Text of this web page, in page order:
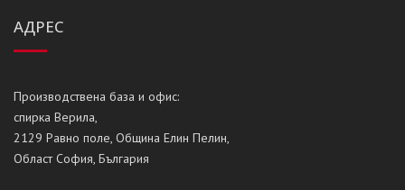
АДРЕС
Производствена база и офис:
спирка Верила,
2129 Равно поле, Община Елин Пелин,
Област София, България